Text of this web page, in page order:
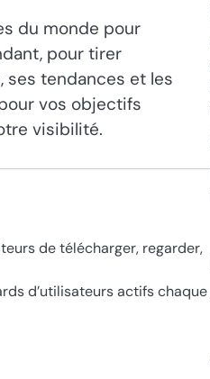
du monde pour
pour tirer
ses tendances et les
vos objectifs
visibilité.
de télécharger, regarder,
d’utilisateurs actifs chaque